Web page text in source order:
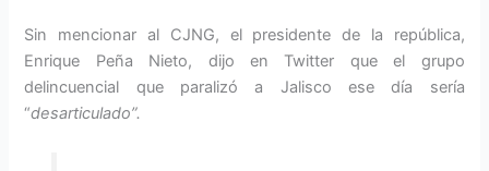
Sin mencionar al CJNG, el presidente de la república,
Enrique Peña Nieto, dijo en Twitter que el grupo
delincuencial que paralizó a Jalisco ese día sería
“desarticulado”.